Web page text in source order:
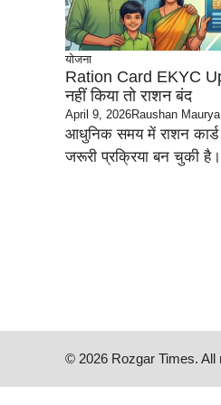
योजना
Ration Card EKYC
नहीं किया तो राशन बंद
April 9, 2026Raushan Maurya
आधुनिक समय में राशन कार्ड
जरूरी प्रक्रिया बन चुकी है।
© 2026 Rozgar Times. All